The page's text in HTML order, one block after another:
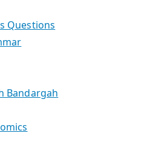
Questions
Bandargah